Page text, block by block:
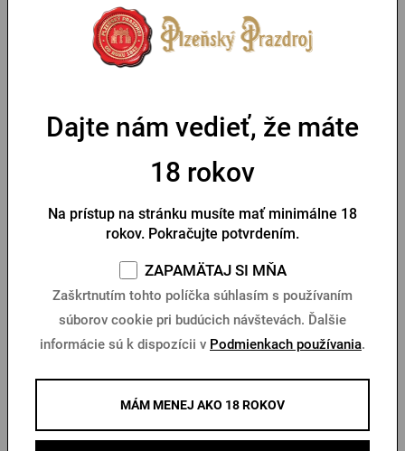
PRIHLÁSENIE CEZ FACEBOOK
PRIHLÁSENIE CEZ APPLE
PRIHLÁSENIE CEZ SEZNAM
Dajte nám vedieť, že máte
18 rokov
Na prístup na stránku musíte mať minimálne 18
rokov. Pokračujte potvrdením.
ZAPAMÄTAJ SI MŇA
Zaškrtnutím tohto políčka súhlasím s používaním
súborov cookie pri budúcich návštevách. Ďalšie
informácie sú k dispozícii v Podmienkach používania.
MÁM MENEJ AKO 18 ROKOV